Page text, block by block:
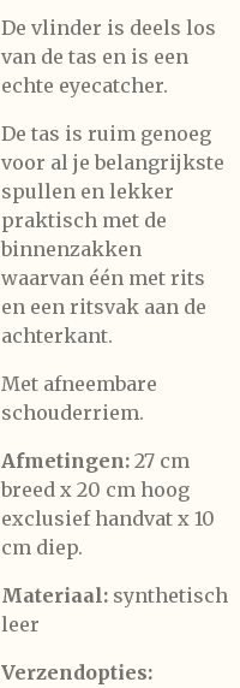
De vlinder is deels los
van de tas en is een
echte eyecatcher.
De tas is ruim genoeg
voor al je belangrijkste
spullen en lekker
praktisch met de
binnenzakken
waarvan één met rits
en een ritsvak aan de
achterkant.
Met afneembare
schouderriem.
Afmetingen: 27 cm
breed x 20 cm hoog
exclusief handvat x 10
cm diep.
Materiaal: synthetisch
leer
Verzendopties: